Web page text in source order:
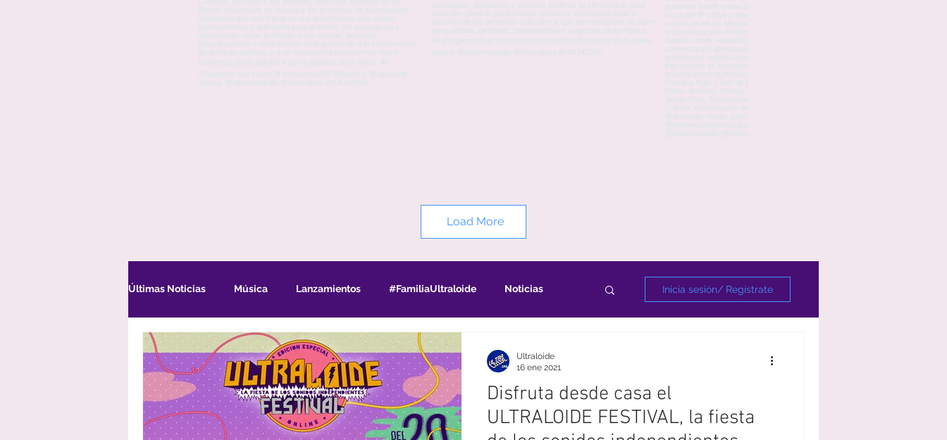
Load More
Últimas Noticias Música Lanzamientos #FamiliaUltraloide Noticias
Convocatorias Eventos
Inicia sesión/ Regístrate
Disfruta desde casa el
ULTRALOIDE FESTIVAL, la fiesta
Ultraloide
16 ene 2021